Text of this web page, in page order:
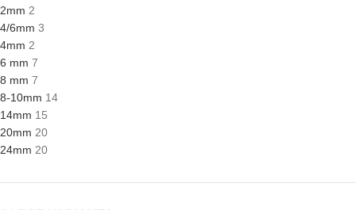
2mm 2
4/6mm 3
4mm 2
6 mm 7
8 mm 7
8-10mm 14
14mm 15
20mm 20
24mm 20